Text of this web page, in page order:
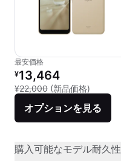
最安価格
リファービッシュ品の価格：
¥13,464
¥22,000 (新品価格)
オプションを見る
購入可能なモデル耐久性